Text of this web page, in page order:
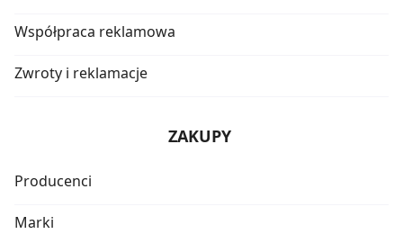
Współpraca reklamowa
Zwroty i reklamacje
ZAKUPY
Producenci
Marki